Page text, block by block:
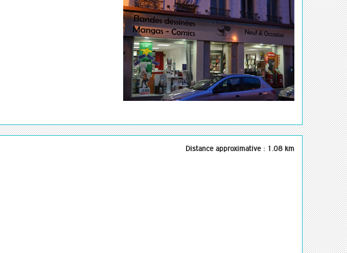
Distance approximative : 1.08 km